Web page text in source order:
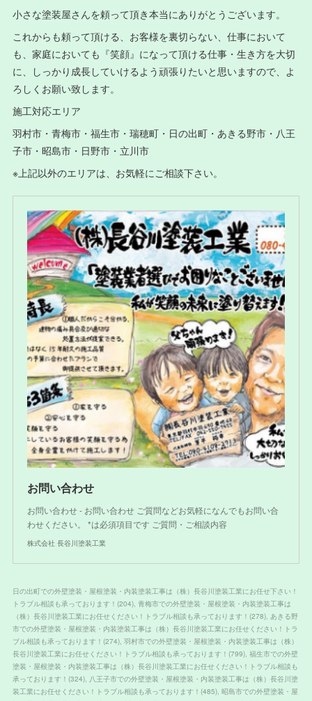
小さな塗装屋さんを頼って頂き本当にありがとうございます。
これからも頼って頂ける、お客様を裏切らない、仕事において
も、家庭においても『笑顔』になって頂ける仕事・生き方を大切
に、しっかり成長していけるよう頑張りたいと思いますので、よ
ろしくお願い致します。
施工対応エリア
羽村市・青梅市・福生市・瑞穂町・日の出町・あきる野市・八王
子市・昭島市・日野市・立川市
※上記以外のエリアは、お気軽にご相談下さい。
お問い合わせ
お問い合わせ - お問い合わせ ご質問などお気軽になんでもお問い合
わせください。 *は必須項目です ご質問・ご相談内容
株式会社 長谷川塗装工業
日の出町での外壁塗装・屋根塗装・内装塗装工事は（株）長谷川塗装工業にお任せ下さい！
トラブル相談も承っております！ (204) 青梅市での外壁塗装・屋根塗装・内装塗装工事は
（株）長谷川塗装工業にお任せください！トラブル相談も承っております！ (278) あきる野
市での外壁塗装・屋根塗装・内装塗装工事は（株）長谷川塗装工業にお任せください！トラ
ブル相談も承っております！ (274) 羽村市での外壁塗装・屋根塗装・内装塗装工事は（株）
長谷川塗装工業にお任せください！トラブル相談も承っております！ (799) 福生市での外壁
塗装・屋根塗装・内装塗装工事は（株）長谷川塗装工業にお任せください！トラブル相談も
承っております！ (324) 八王子市での外壁塗装・屋根塗装・内装塗装工事は（株）長谷川塗
装工業にお任せください！トラブル相談も承っております！ (485) 昭島市での外壁塗装・屋